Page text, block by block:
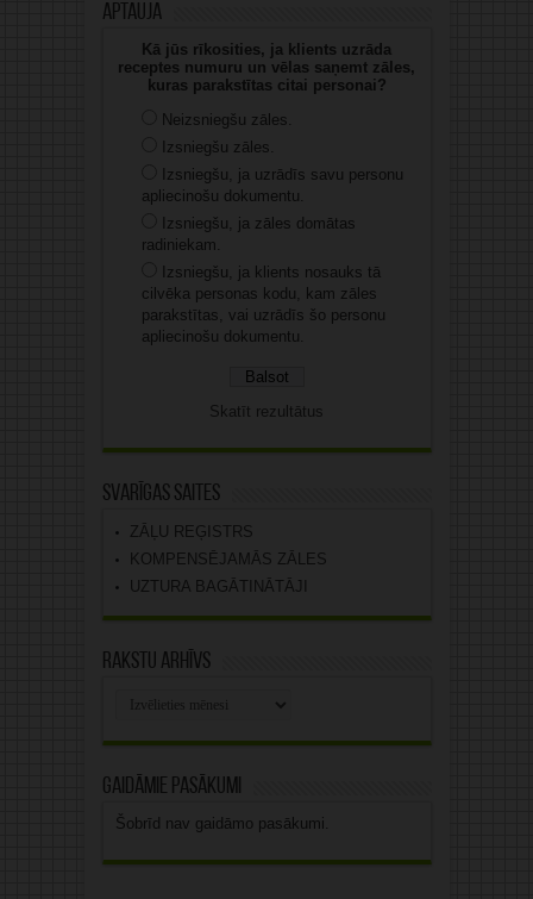
Aptauja
Kā jūs rīkosities, ja klients uzrāda
receptes numuru un vēlas saņemt zāles,
kuras parakstītas citai personai?
Neizsniegšu zāles.
Izsniegšu zāles.
Izsniegšu, ja uzrādīs savu personu
apliecinošu dokumentu.
Izsniegšu, ja zāles domātas
radiniekam.
Izsniegšu, ja klients nosauks tā
cilvēka personas kodu, kam zāles
parakstītas, vai uzrādīs šo personu
apliecinošu dokumentu.
Skatīt rezultātus
Svarīgas saites
ZĀĻU REĢISTRS
KOMPENSĒJAMĀS ZĀLES
UZTURA BAGĀTINĀTĀJI
Rakstu arhīvs
Gaidāmie pasākumi
Šobrīd nav gaidāmo pasākumi.